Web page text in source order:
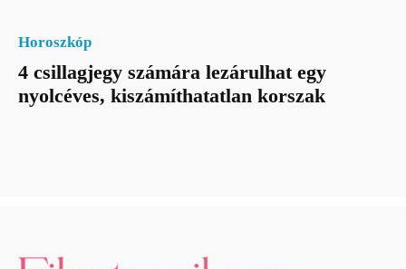
Horoszkóp
4 csillagjegy számára lezárulhat egy
nyolcéves, kiszámíthatatlan korszak